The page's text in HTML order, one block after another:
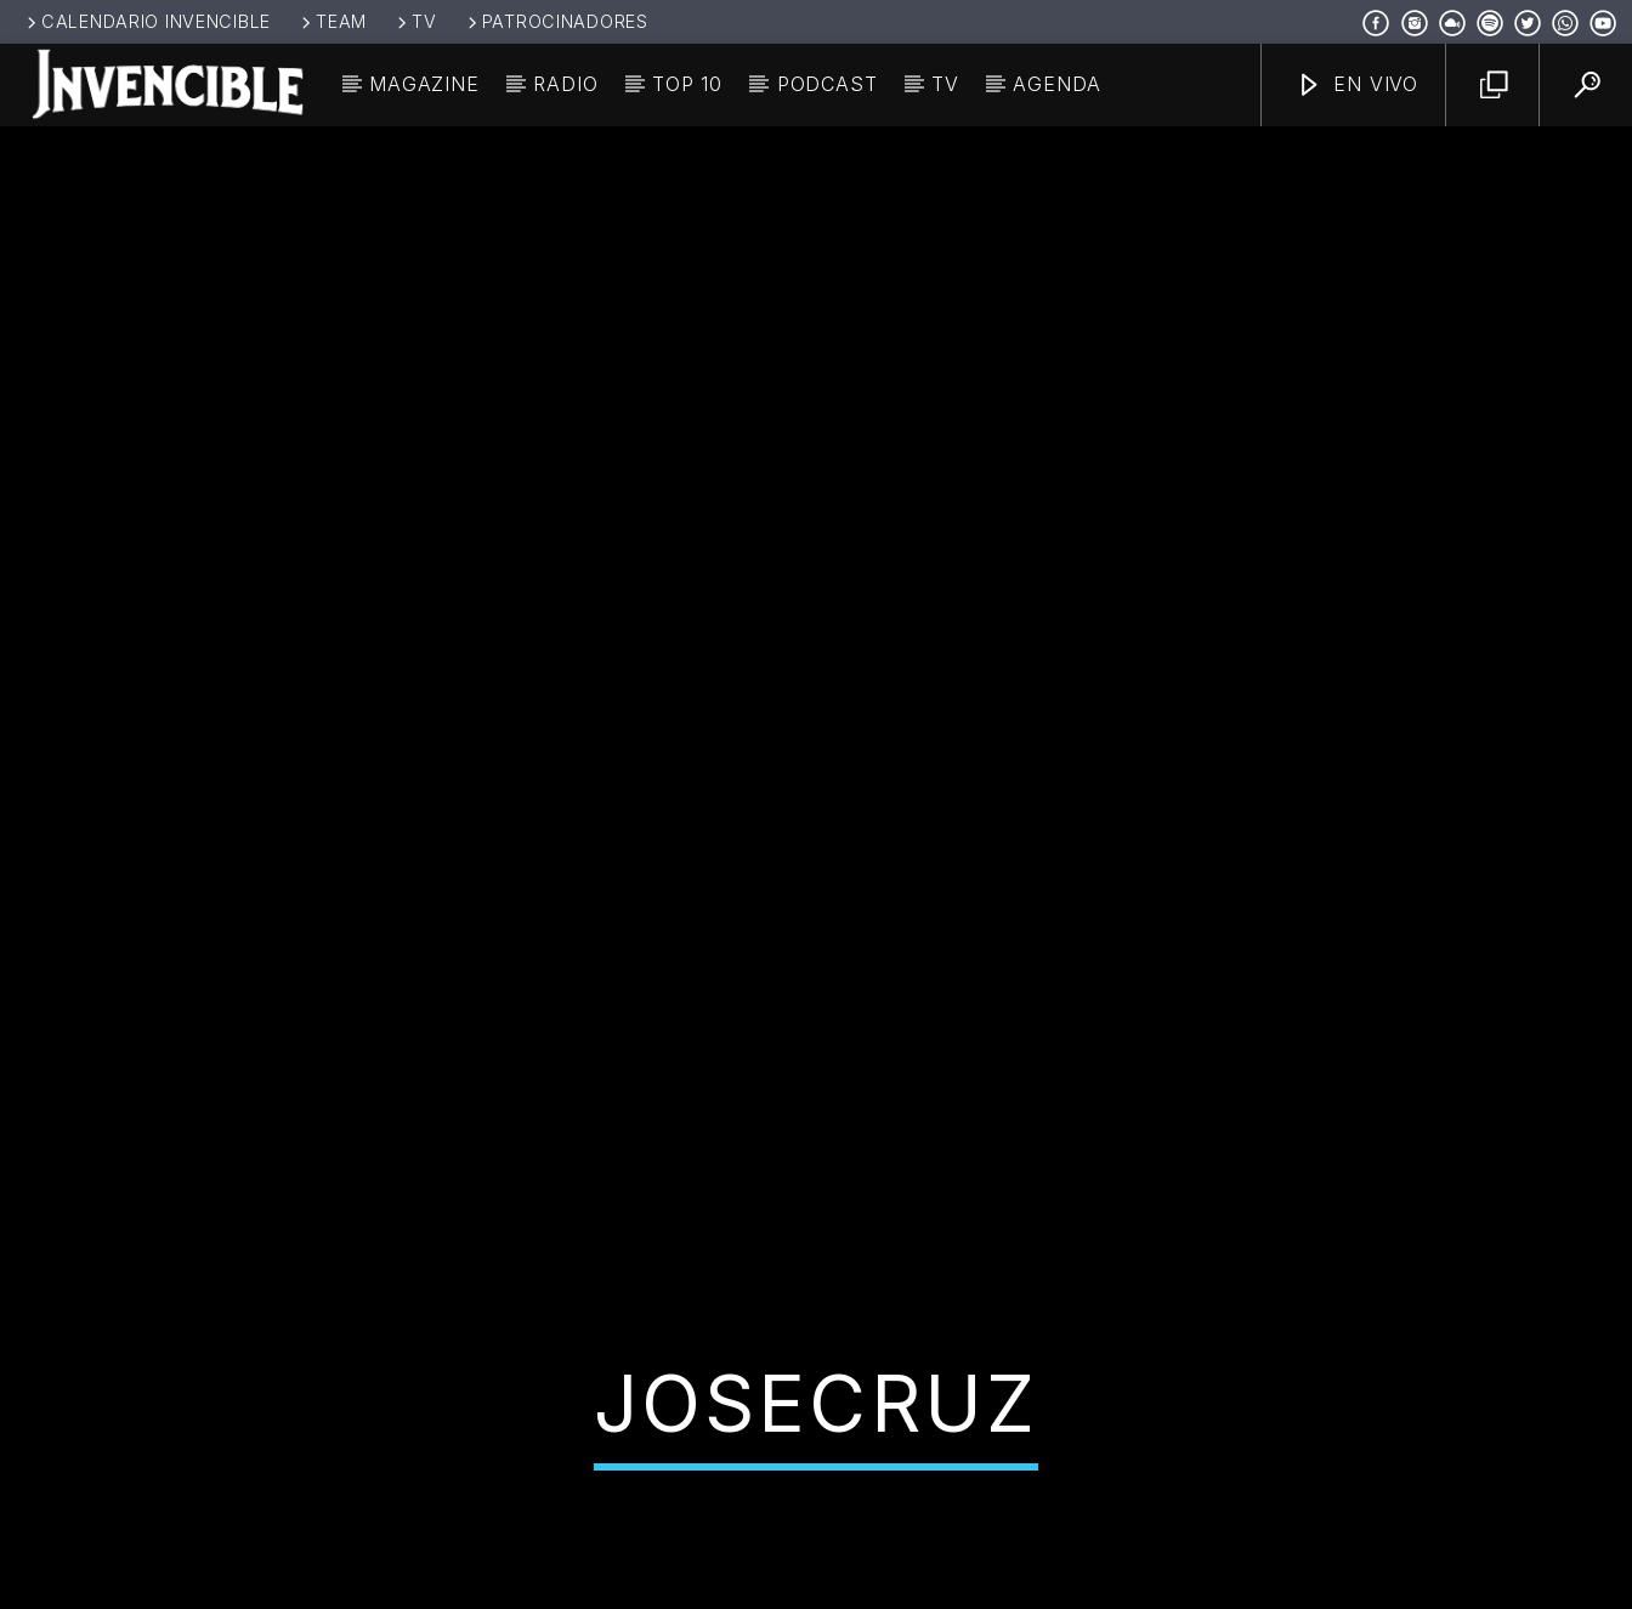
CALENDARIO INVENCIBLE TEAM TV PATROCINADORES
MAGAZINE RADIO TOP 10 PODCAST TV AGENDA EN VIVO
JOSECRUZ